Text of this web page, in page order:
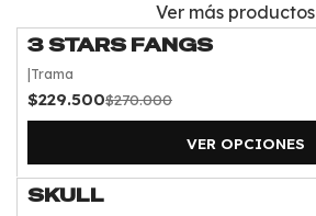
Ver más productos
-15%OFF
3 STARS FANGS
Trama
$229.500$270.000
VER OPCIONES
-15%OFF
SKULL